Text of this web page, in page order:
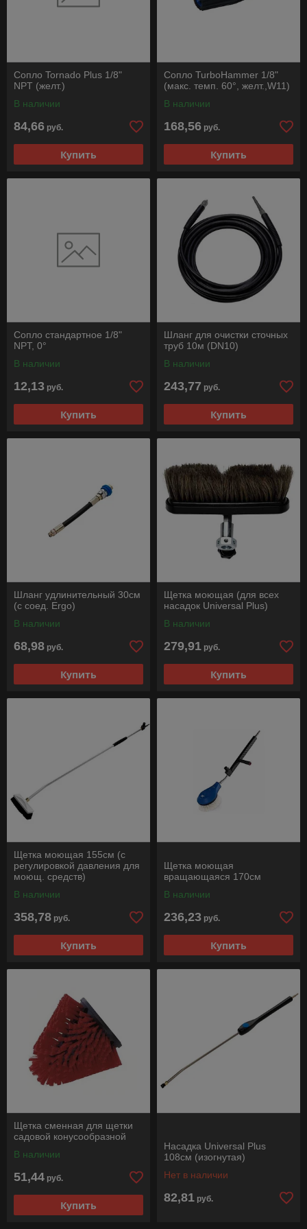
Сопло Tornado Plus 1/8"
NPT (желт.)
В наличии
84,66 руб.
Купить
Сопло TurboHammer 1/8"
(макс. темп. 60°, желт.,W11)
В наличии
168,56 руб.
Купить
Сопло стандартное 1/8"
NPT, 0°
В наличии
12,13 руб.
Купить
Шланг для очистки сточных
труб 10м (DN10)
В наличии
243,77 руб.
Купить
Шланг удлинительный 30см
(с соед. Ergo)
В наличии
68,98 руб.
Купить
Щетка моющая (для всех
насадок Universal Plus)
В наличии
279,91 руб.
Купить
Щетка моющая 155см (с
регулировкой давления для
моющ. средств)
В наличии
358,78 руб.
Купить
Щетка моющая
вращающаяся 170см
В наличии
236,23 руб.
Купить
Щетка сменная для щетки
садовой конусообразной
В наличии
51,44 руб.
Купить
Насадка Universal Plus
108см (изогнутая)
Нет в наличии
82,81 руб.